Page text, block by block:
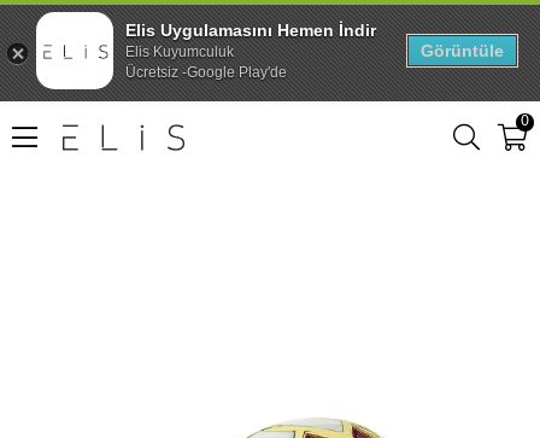
0
Elis Uygulamasını Hemen İndir
Elis Kuyumculuk
Ücretsiz -Google Play'de
Görüntüle